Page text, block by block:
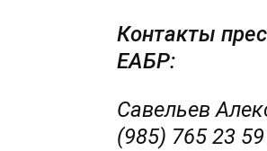
Контакты
ЕАБР:
Савельев
(985) 765 23